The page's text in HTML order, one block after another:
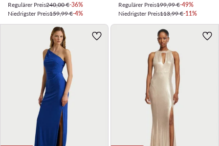
Regulärer Preis240,00 €-36%
Niedrigster Preis159,99 €-4%
Regulärer Preis199,99 €-49%
Niedrigster Preis113,99 €-11%